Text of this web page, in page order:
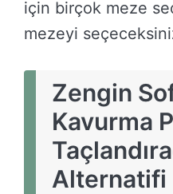
için birçok meze
mezeyi
Zengin
Kavurma
Alternatifi